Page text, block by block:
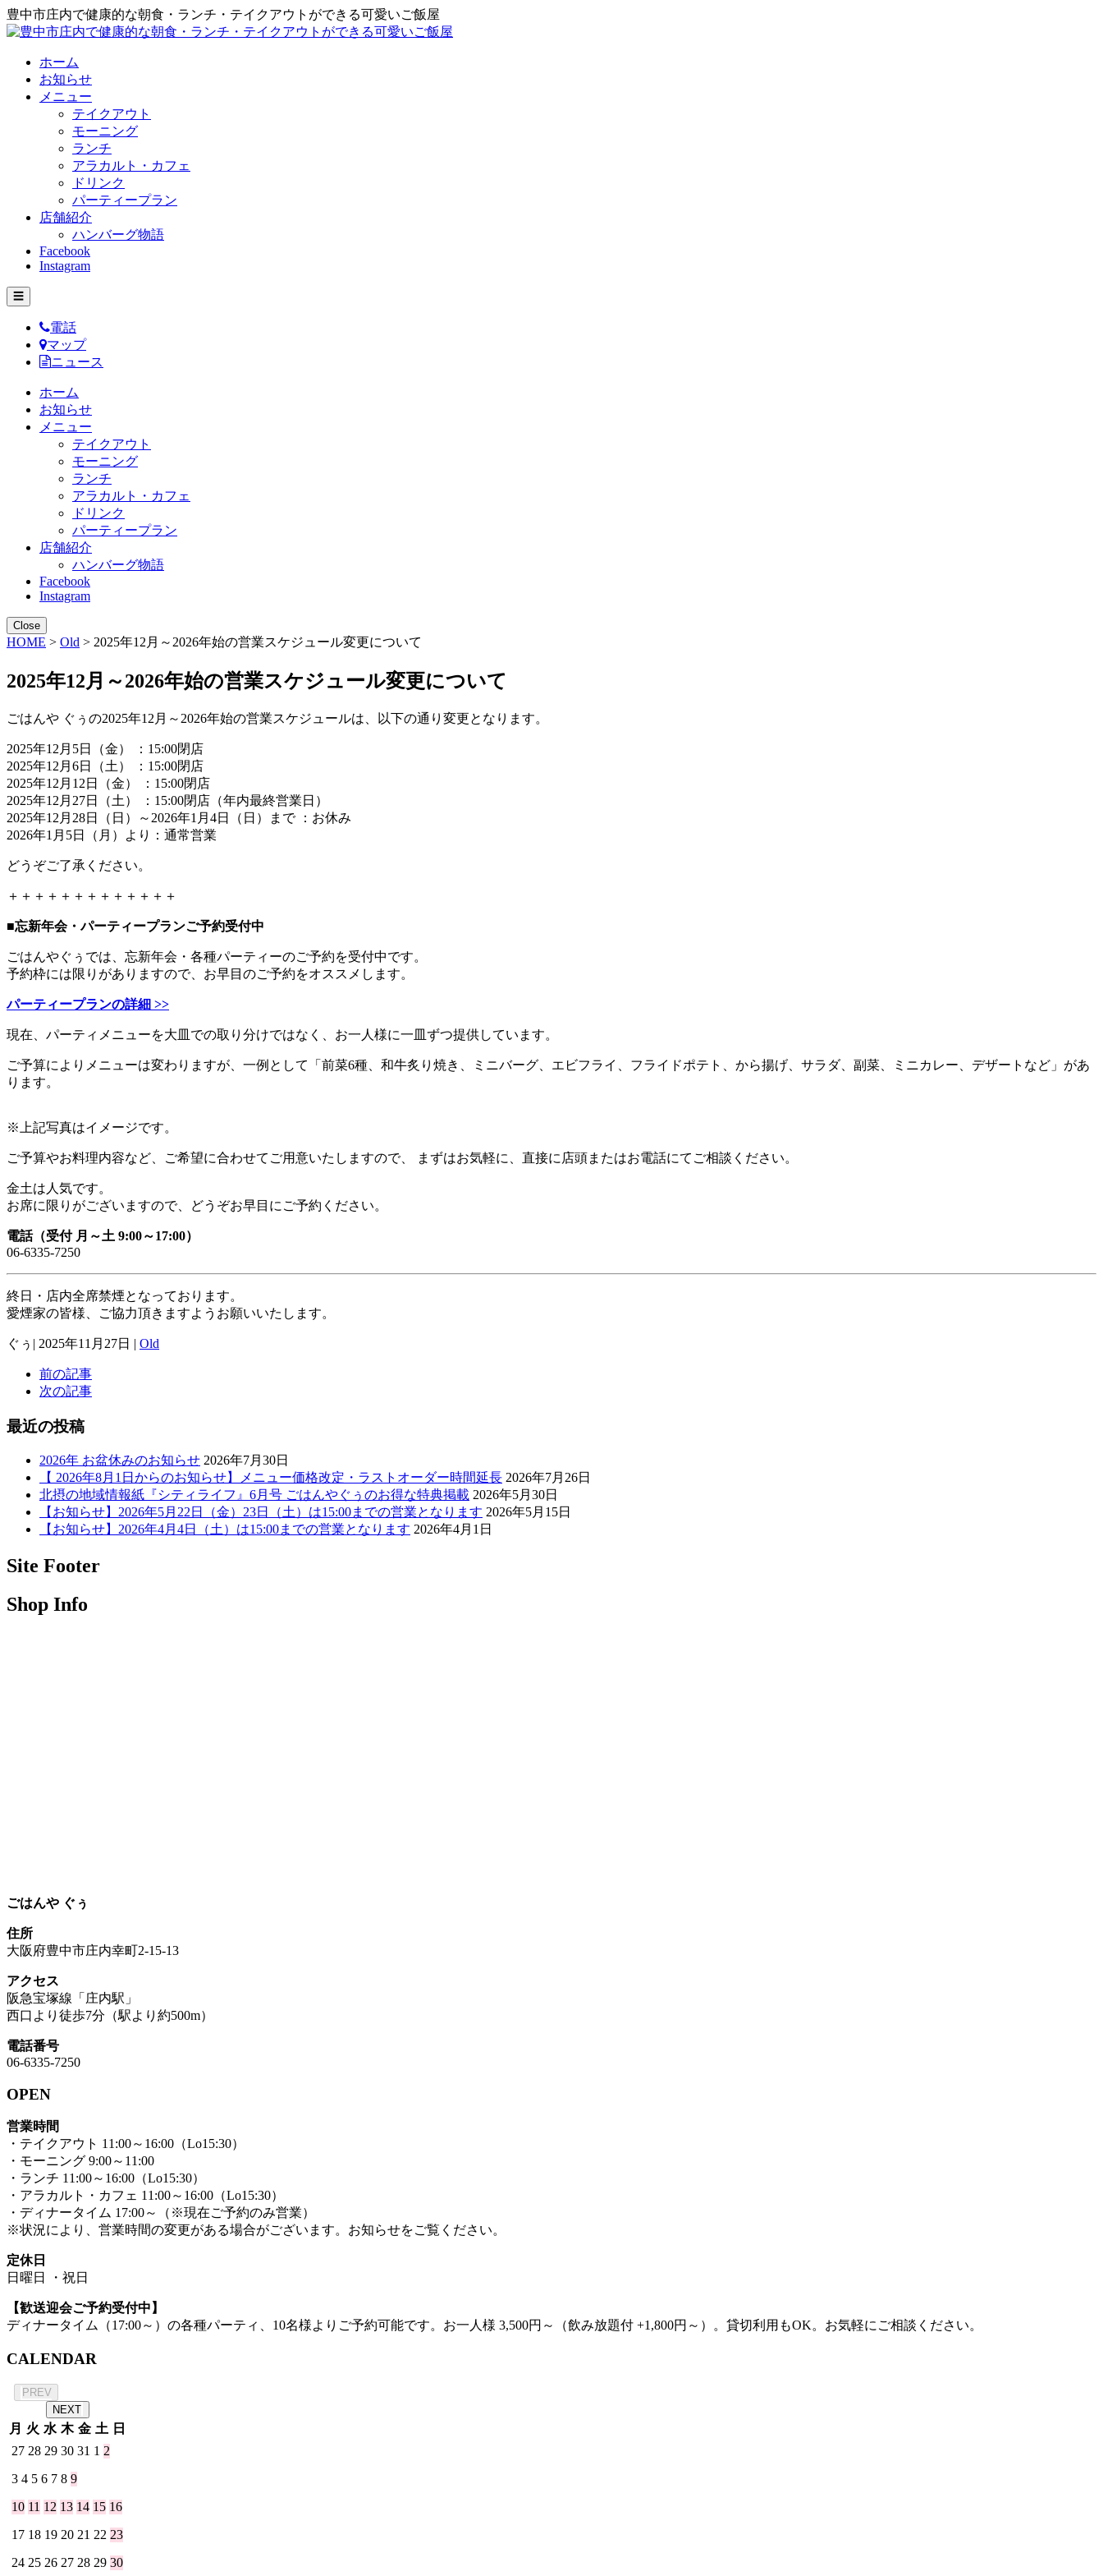
豊中市庄内で健康的な朝食・ランチ・テイクアウトができる可愛いご飯屋
ホーム
お知らせ
メニュー
テイクアウト
モーニング
ランチ
アラカルト・カフェ
ドリンク
パーティープラン
店舗紹介
ハンバーグ物語
Facebook
Instagram
☰
電話
マップ
ニュース
ホーム
お知らせ
メニュー
テイクアウト
モーニング
ランチ
アラカルト・カフェ
ドリンク
パーティープラン
店舗紹介
ハンバーグ物語
Facebook
Instagram
Close
HOME > Old > 2025年12月～2026年始の営業スケジュール変更について
2025年12月～2026年始の営業スケジュール変更について
ごはんや ぐぅの2025年12月～2026年始の営業スケジュールは、以下の通り変更となります。
2025年12月5日（金） ：15:00閉店
2025年12月6日（土） ：15:00閉店
2025年12月12日（金） ：15:00閉店
2025年12月27日（土） ：15:00閉店（年内最終営業日）
2025年12月28日（日）～2026年1月4日（日）まで ：お休み
2026年1月5日（月）より：通常営業
どうぞご了承ください。
＋＋＋＋＋＋＋＋＋＋＋＋＋
■忘新年会・パーティープランご予約受付中
ごはんやぐぅでは、忘新年会・各種パーティーのご予約を受付中です。
予約枠には限りがありますので、お早目のご予約をオススメします。
パーティープランの詳細 >>
現在、パーティメニューを大皿での取り分けではなく、お一人様に一皿ずつ提供しています。
ご予算によりメニューは変わりますが、一例として「前菜6種、和牛炙り焼き、ミニバーグ、エビフライ、フライドポテト、から揚げ、サラダ、副菜、ミニカレー、デザートなど」があ
ります。
※上記写真はイメージです。
ご予算やお料理内容など、ご希望に合わせてご用意いたしますので、 まずはお気軽に、直接に店頭またはお電話にてご相談ください。
金土は人気です。
お席に限りがございますので、どうぞお早目にご予約ください。
電話（受付 月～土 9:00～17:00）
06-6335-7250
終日・店内全席禁煙となっております。
愛煙家の皆様、ご協力頂きますようお願いいたします。
ぐぅ | 2025年11月27日 | Old
前の記事
次の記事
最近の投稿
2026年 お盆休みのお知らせ 2026年7月30日
【 2026年8月1日からのお知らせ】メニュー価格改定・ラストオーダー時間延長 2026年7月26日
北摂の地域情報紙『シティライフ』6月号 ごはんやぐぅのお得な特典掲載 2026年5月30日
【お知らせ】2026年5月22日（金）23日（土）は15:00までの営業となります 2026年5月15日
【お知らせ】2026年4月4日（土）は15:00までの営業となります 2026年4月1日
Site Footer
Shop Info
ごはんや ぐぅ
住所
大阪府豊中市庄内幸町2-15-13
アクセス
阪急宝塚線「庄内駅」
西口より徒歩7分（駅より約500m）
電話番号
06-6335-7250
OPEN
営業時間
・テイクアウト 11:00～16:00（Lo15:30）
・モーニング 9:00～11:00
・ランチ 11:00～16:00（Lo15:30）
・アラカルト・カフェ 11:00～16:00（Lo15:30）
・ディナータイム 17:00～（※現在ご予約のみ営業）
※状況により、営業時間の変更がある場合がございます。お知らせをご覧ください。
定休日
日曜日 ・祝日
【歓送迎会ご予約受付中】
ディナータイム（17:00～）の各種パーティ、10名様よりご予約可能です。お一人様 3,500円～（飲み放題付 +1,800円～）。貸切利用もOK。お気軽にご相談ください。
CALENDAR
PREV
NEXT
月 火 水 木 金 土 日
27 28 29 30 31 1 2
3 4 5 6 7 8 9
10 11 12 13 14 15 16
17 18 19 20 21 22 23
24 25 26 27 28 29 30